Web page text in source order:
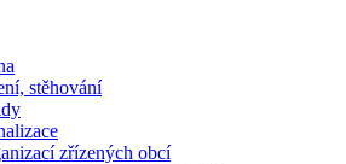
stěhování
zřízených obcí